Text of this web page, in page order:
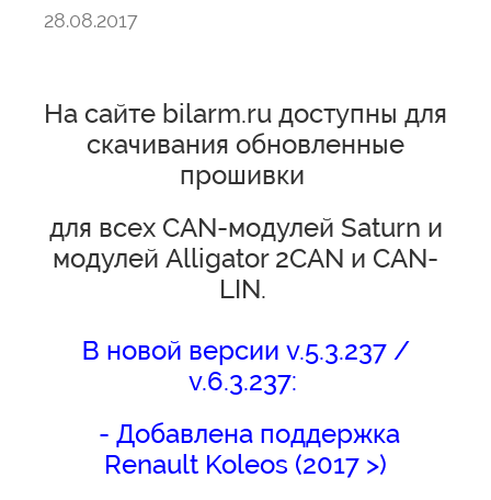
28.08.2017
На сайте bilarm.ru доступны для
скачивания обновленные
прошивки
для всех CAN-модулей Saturn и
модулей Alligator 2CAN и CAN-
LIN.
В новой версии v.5.3.237 /
v.6.3.237:
- Добавлена поддержка
Renault Koleos (2017 >)